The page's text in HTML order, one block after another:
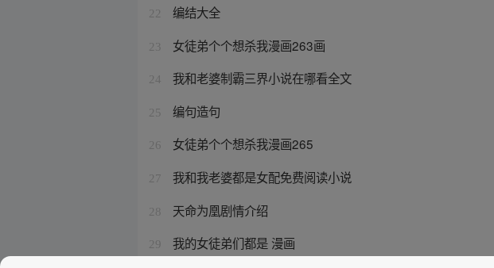
22 编结大全
23 女徒弟个个想杀我漫画263画
24 我和老婆制霸三界小说在哪看全文
25 编句造句
26 女徒弟个个想杀我漫画265
27 我和我老婆都是女配免费阅读小说
28 天命为凰剧情介绍
29
我的女徒弟们都是 漫画